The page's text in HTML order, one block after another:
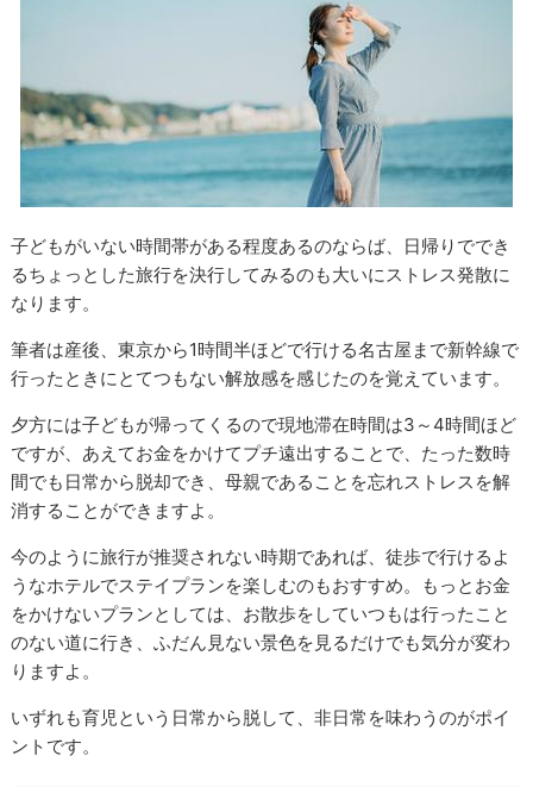
子どもがいない時間帯がある程度あるのならば、日帰りででき
るちょっとした旅行を決行してみるのも大いにストレス発散に
なります。
筆者は産後、東京から1時間半ほどで行ける名古屋まで新幹線で
行ったときにとてつもない解放感を感じたのを覚えています。
夕方には子どもが帰ってくるので現地滞在時間は3～4時間ほど
ですが、あえてお金をかけてプチ遠出することで、たった数時
間でも日常から脱却でき、母親であることを忘れストレスを解
消することができますよ。
今のように旅行が推奨されない時期であれば、徒歩で行けるよ
うなホテルでステイプランを楽しむのもおすすめ。もっとお金
をかけないプランとしては、お散歩をしていつもは行ったこと
のない道に行き、ふだん見ない景色を見るだけでも気分が変わ
りますよ。
いずれも育児という日常から脱して、非日常を味わうのがポイ
ントです。